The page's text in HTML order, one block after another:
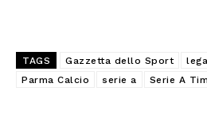
TAGS Gazzetta dello Sport
Parma Calcio
serie a Serie A Tim